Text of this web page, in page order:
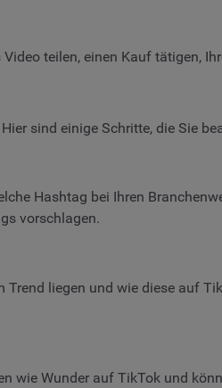
teilen, einen Kauf tätigen,
sind einige Schritte, die Sie
Hashtag bei Ihren
vorschlagen.
liegen und wie diese auf
wie Wunder auf TikTok und